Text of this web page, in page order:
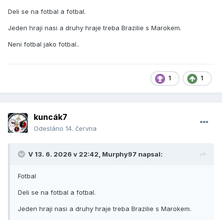
Deli se na fotbal a fotbal.
Jeden hraji nasi a druhy hraje treba Brazilie s Marokem.
Neni fotbal jako fotbal..
1 1
kuncák7
Odesláno 14. června
V 13. 6. 2026 v 22:42, Murphy97 napsal:
Fotbal
Deli se na fotbal a fotbal.
Jeden hraji nasi a druhy hraje treba Brazilie s Marokem.